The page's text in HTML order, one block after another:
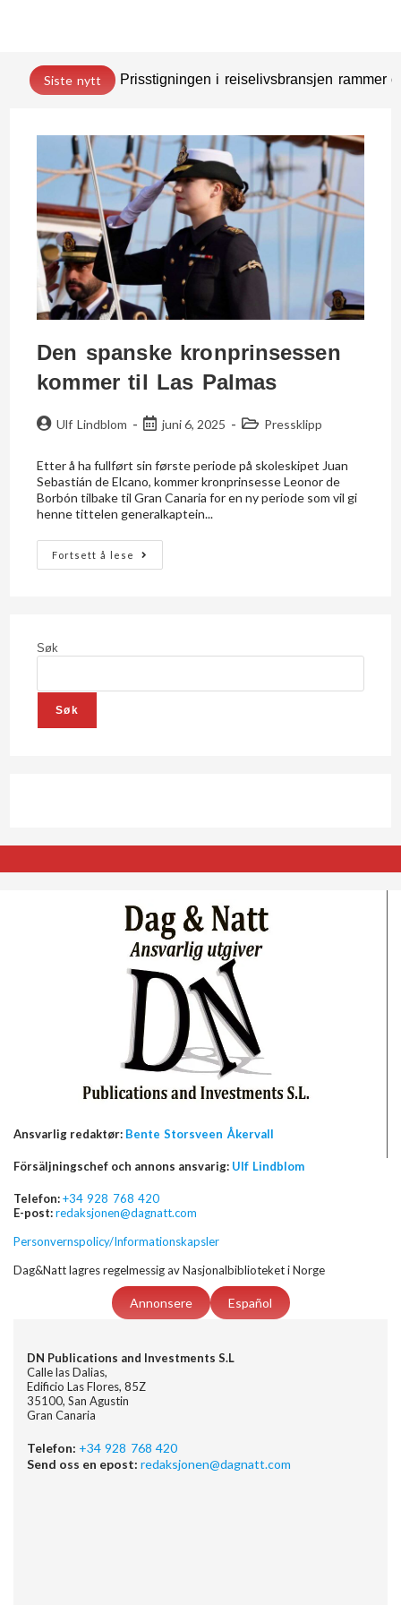
Siste nytt Prisstigningen i reiselivsbransjen rammer
Den spanske kronprinsessen
kommer til Las Palmas
Ulf Lindblom juni 6, 2025 Pressklipp
Etter å ha fullført sin første periode på skoleskipet Juan
Sebastián de Elcano, kommer kronprinsesse Leonor de
Borbón tilbake til Gran Canaria for en ny periode som vil gi
henne tittelen generalkaptein...
Fortsett å lese
Søk
Søk
Ansvarlig redaktør: Bente Storsveen Åkervall
Försäljningschef och annons ansvarig: Ulf Lindblom
Telefon:+34 928 768 420
E-post:redaksjonen@dagnatt.com
Personvernspolicy/Informationskapsler
Dag&Natt lagres regelmessig av Nasjonalbiblioteket i Norge
Annonsere Español
DN Publications and Investments S.L
Calle las Dalias,
Edificio Las Flores, 85Z
35100, San Agustin
Gran Canaria
Telefon: +34 928 768 420
Send oss en epost: redaksjonen@dagnatt.com